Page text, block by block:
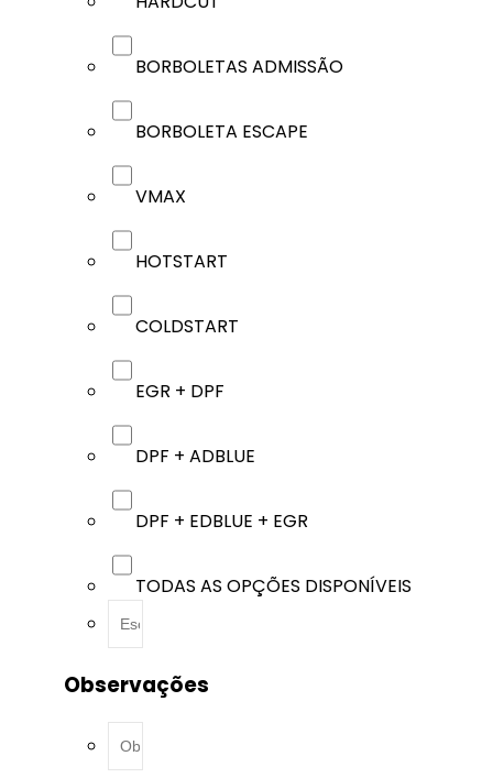
BORBOLETAS ADMISSÃO
BORBOLETA ESCAPE
VMAX
HOTSTART
COLDSTART
EGR + DPF
DPF + ADBLUE
DPF + EDBLUE + EGR
TODAS AS OPÇÕES DISPONÍVEIS
Observações